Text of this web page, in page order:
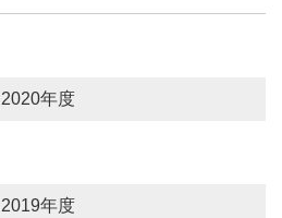
2020年度
2019年度